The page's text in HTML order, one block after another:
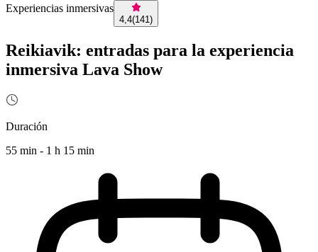
Experiencias inmersivas
4,4(141)
Reikiavik: entradas para la experiencia
inmersiva Lava Show
Duración
55 min - 1 h 15 min